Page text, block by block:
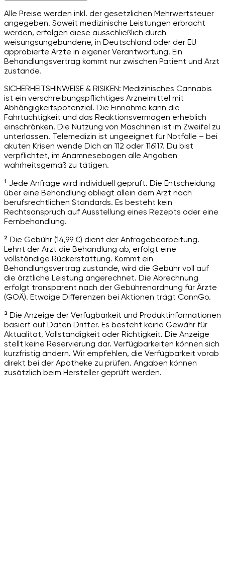
Alle Preise werden inkl. der gesetzlichen Mehrwertsteuer
angegeben. Soweit medizinische Leistungen erbracht
werden, erfolgen diese ausschließlich durch
weisungsungebundene, in Deutschland oder der EU
approbierte Ärzte in eigener Verantwortung. Ein
Behandlungsvertrag kommt nur zwischen Patient und Arzt
zustande.
SICHERHEITSHINWEISE & RISIKEN: Medizinisches Cannabis
ist ein verschreibungspflichtiges Arzneimittel mit
Abhängigkeitspotenzial. Die Einnahme kann die
Fahrtüchtigkeit und das Reaktionsvermögen erheblich
einschränken. Die Nutzung von Maschinen ist im Zweifel zu
unterlassen. Telemedizin ist ungeeignet für Notfälle – bei
akuten Krisen wende Dich an 112 oder 116117. Du bist
verpflichtet, im Anamnesebogen alle Angaben
wahrheitsgemäß zu tätigen.
¹ Jede Anfrage wird individuell geprüft. Die Entscheidung
über eine Behandlung obliegt allein dem Arzt nach
berufsrechtlichen Standards. Es besteht kein
Rechtsanspruch auf Ausstellung eines Rezepts oder eine
Fernbehandlung.
² Die Gebühr (14,99 €) dient der Anfragebearbeitung.
Lehnt der Arzt die Behandlung ab, erfolgt eine
vollständige Rückerstattung. Kommt ein
Behandlungsvertrag zustande, wird die Gebühr voll auf
die ärztliche Leistung angerechnet. Die Abrechnung
erfolgt transparent nach der Gebührenordnung für Ärzte
(GOÄ). Etwaige Differenzen bei Aktionen trägt CannGo.
³ Die Anzeige der Verfügbarkeit und Produktinformationen
basiert auf Daten Dritter. Es besteht keine Gewähr für
Aktualität, Vollständigkeit oder Richtigkeit. Die Anzeige
stellt keine Reservierung dar. Verfügbarkeiten können sich
kurzfristig ändern. Wir empfehlen, die Verfügbarkeit vorab
direkt bei der Apotheke zu prüfen. Angaben können
zusätzlich beim Hersteller geprüft werden.